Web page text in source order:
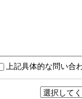
上記具体的な問い合